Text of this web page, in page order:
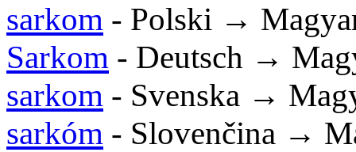
sarkom - Polski →
Sarkom - Deutsch →
sarkom - Svenska →
sarkóm - Slovenčina →